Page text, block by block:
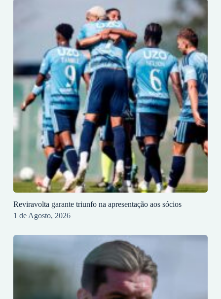
Reviravolta garante triunfo na apresentação aos sócios
1 de Agosto, 2026